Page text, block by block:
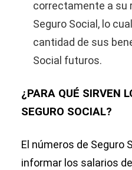
correctamente a su
Seguro Social, lo
cantidad de sus
Social futuros.
¿PARA QUÉ SIRVEN
SEGURO SOCIAL?
El números de Seguro
informar los salarios